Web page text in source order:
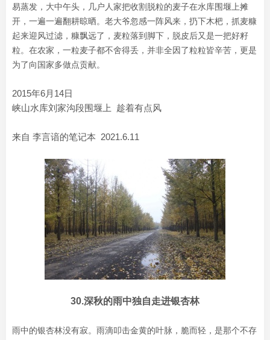
易蒸发，大中午头，几户人家把收割脱粒的麦子在水库围堰上摊
开，一遍一遍翻耕晾晒。老大爷忽感一阵风来，扔下木杷，抓麦糠
起来迎风过滤，糠飘远了，麦粒落到脚下，脱皮后又是一把好籽
粒。在农家，一粒麦子都不舍得丢，并非全因了粒粒皆辛苦，更是
为了向国家多做点贡献。
2015年6月14日
峡山水库刘家沟段围堰上 趁着有点风
来自 李言谙的笔记本 2021.6.11
30.深秋的雨中独自走进银杏林
雨中的银杏林没有寂。雨滴叩击金黄的叶脉，脆而轻，是那个不存